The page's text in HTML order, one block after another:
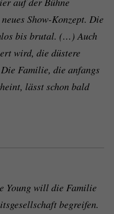
Show-Konzept. Die
bis brutal. (…) Auch
wird, die düstere
Familie, die anfangs
lässt schon bald
Young will die Familie
begreifen.